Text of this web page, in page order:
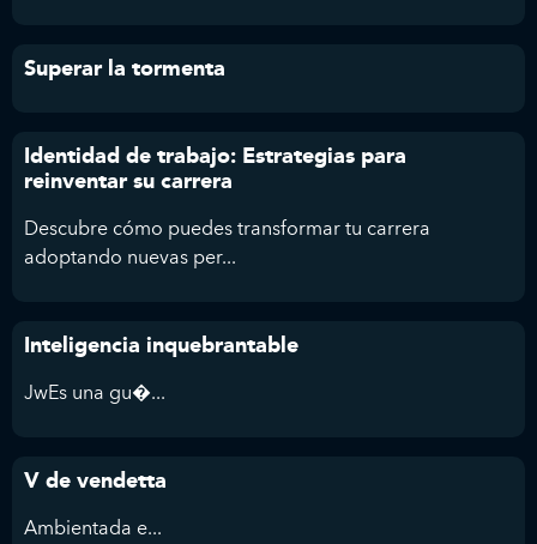
Superar la tormenta
Identidad de trabajo: Estrategias para
reinventar su carrera
Descubre cómo puedes transformar tu carrera
adoptando nuevas per...
Inteligencia inquebrantable
JwEs una gu�...
V de vendetta
Ambientada e...